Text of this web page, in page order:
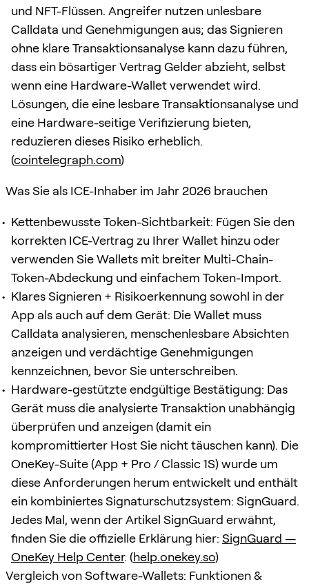
und NFT-Flüssen. Angreifer nutzen unlesbare
Calldata und Genehmigungen aus; das Signieren
ohne klare Transaktionsanalyse kann dazu führen,
dass ein bösartiger Vertrag Gelder abzieht, selbst
wenn eine Hardware-Wallet verwendet wird.
Lösungen, die eine lesbare Transaktionsanalyse und
eine Hardware-seitige Verifizierung bieten,
reduzieren dieses Risiko erheblich.
(cointelegraph.com)
Was Sie als ICE-Inhaber im Jahr 2026 brauchen
Kettenbewusste Token-Sichtbarkeit: Fügen Sie den
korrekten ICE-Vertrag zu Ihrer Wallet hinzu oder
verwenden Sie Wallets mit breiter Multi-Chain-
Token-Abdeckung und einfachem Token-Import.
Klares Signieren + Risikoerkennung sowohl in der
App als auch auf dem Gerät: Die Wallet muss
Calldata analysieren, menschenlesbare Absichten
anzeigen und verdächtige Genehmigungen
kennzeichnen, bevor Sie unterschreiben.
Hardware-gestützte endgültige Bestätigung: Das
Gerät muss die analysierte Transaktion unabhängig
überprüfen und anzeigen (damit ein
kompromittierter Host Sie nicht täuschen kann). Die
OneKey-Suite (App + Pro / Classic 1S) wurde um
diese Anforderungen herum entwickelt und enthält
ein kombiniertes Signaturschutzsystem: SignGuard.
Jedes Mal, wenn der Artikel SignGuard erwähnt,
finden Sie die offizielle Erklärung hier: SignGuard —
OneKey Help Center. (help.onekey.so)
Vergleich von Software-Wallets: Funktionen &